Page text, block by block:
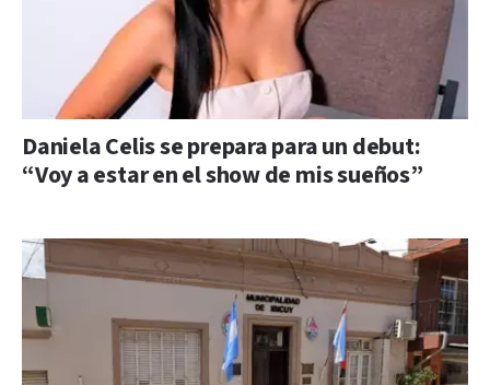
Daniela Celis se prepara para un debut:
“Voy a estar en el show de mis sueños”